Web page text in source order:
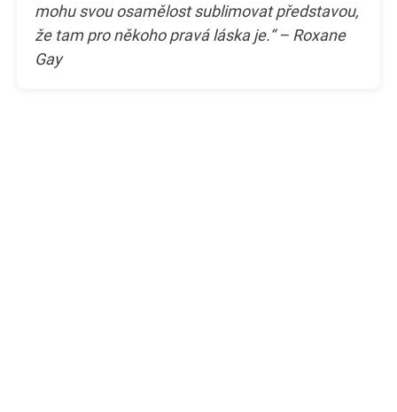
mohu svou osamělost sublimovat představou,
že tam pro někoho pravá láska je.“ – Roxane
Gay